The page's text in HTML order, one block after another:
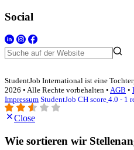
Social
StudentJob International ist eine
2026 • Alle Rechte vorbehalten • AGB •
Impressum StudentJob CH score 4.0 - 1
Close
Wie sortieren wir